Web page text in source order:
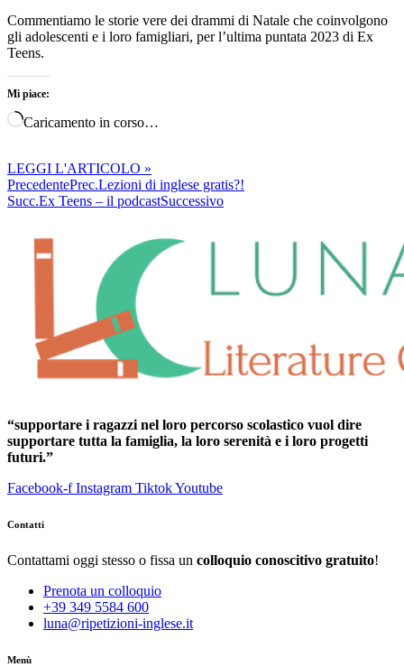
Commentiamo le storie vere dei drammi di Natale che coinvolgono
gli adolescenti e i loro famigliari, per l’ultima puntata 2023 di Ex
Teens.
Mi piace:
Caricamento in corso…
LEGGI L'ARTICOLO »
PrecedentePrec.Lezioni di inglese gratis?!
Succ.Ex Teens – il podcastSuccessivo
“supportare i ragazzi nel loro percorso scolastico vuol dire
supportare tutta la famiglia, la loro serenità e i loro progetti
futuri.”
Facebook-f Instagram TiktokYoutube
Contatti
Contattami oggi stesso o fissa un colloquio conoscitivo gratuito!
Prenota un colloquio
+39 349 5584 600
luna@ripetizioni-inglese.it
Menù